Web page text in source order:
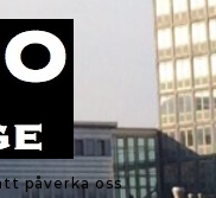
påverka oss